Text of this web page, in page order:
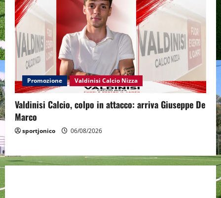
Promozione Valdinisi Calcio Nizza
Valdinisi Calcio, colpo in attacco: arriva Giuseppe De
Marco
sportjonico 06/08/2026